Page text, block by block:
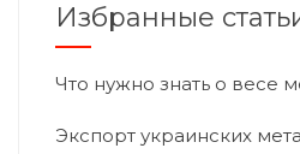
Избранные
Что нужно знать о весе
Экспорт украинских